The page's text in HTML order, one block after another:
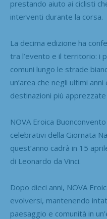
prestando aiuto ai ciclisti
interventi durante la corsa.
La decima edizione ha
tra l’evento e il territorio: i
comuni lungo le strade
un’area che negli ultimi
destinazioni più
NOVA Eroica
celebrativi della Giornata
quest’anno cadrà in 15
di Leonardo da Vinci.
Dopo dieci anni, NOVA
evolversi, mantenendo
paesaggio e comunità in